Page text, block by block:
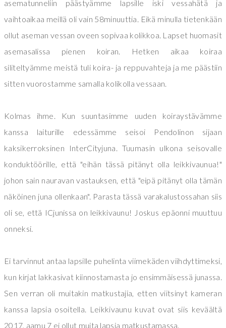
asematunneliin päästyämme lapsille iski vessahätä ja
vaihtoaikaa meillä oli vain 58minuuttia. Eikä minulla tietenkään
ollut aseman vessan oveen sopivaa kolikkoa. Lapset huomasit
asemasalissa pienen koiran. Hetken aikaa koiraa
siliteltyämme meistä tuli koira- ja reppuvahteja ja me päästiin
sitten vuorostamme samalla kolikolla vessaan.
Kolmas ihme. Kun suuntasimme uuden koiraystävämme
kanssa laiturille edessämme seisoi Pendolinon sijaan
kaksikerroksinen InterCityjuna. Tuumasin ulkona seisovalle
konduktöörille, että "eihän tässä pitänyt olla leikkivaunua!"
johon sain nauravan vastauksen, että "eipä pitänyt olla tämän
näköinen juna ollenkaan". Parasta tässä varakalustossahan siis
oli se, että ICjunissa on leikkivaunu! Joskus epäonni muuttuu
onneksi.
Ei tarvinnut antaa lapsille puhelinta viimekäden viihdyttimeksi,
kun kirjat lakkasivat kiinnostamasta jo ensimmäisessä junassa.
Sen verran oli muitakin matkustajia, etten viitsinyt kameran
kanssa lapsia osoitella. Leikkivaunu kuvat ovat siis keväältä
2017, aamu 7 ei ollut muita lapsia matkustamassa.